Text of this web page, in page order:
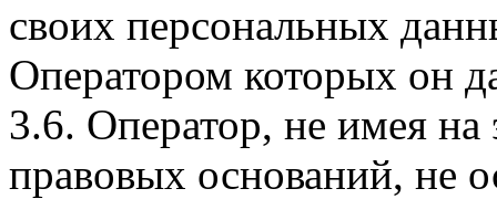
своих персональных
Оператором которых он
3.6. Оператор, не имея
правовых оснований, не